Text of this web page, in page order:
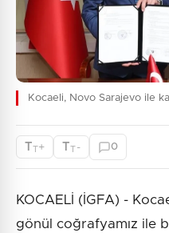
Kocaeli, Novo Sarajevo ile
TT+ TT - 0
KOCAELİ (İGFA) -
gönül coğrafyamız ile